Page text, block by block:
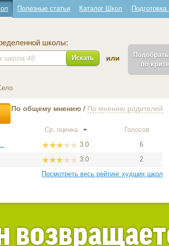
Полезные статьи Каталог Школ
школы:
Искать или
по
По общему мнению / По мнению родителей
Ср. оценка
Голосов
3.0
6
3.0
2
Посмотреть весь рейтинг худших школ